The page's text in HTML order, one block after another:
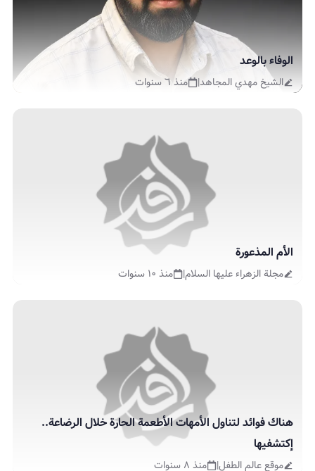
الوفاء بالوعد
الشيخ مهدي المجاهد| منذ ٦ سنوات
الأم المذعورة
مجلة الزهراء عليها السلام| منذ ١٠ سنوات
هناك فوائد لتناول الأمهات الأطعمة الحارة خلال الرضاعة..
إكتشفيها
موقع عالم الطفل| منذ ٨ سنوات